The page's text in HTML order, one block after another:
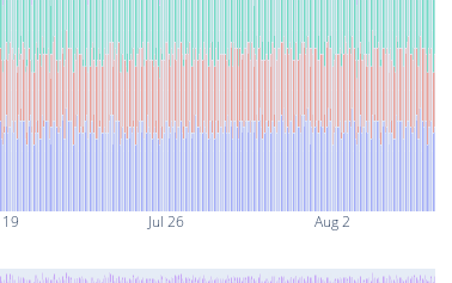
19 Jul 26 Aug 2